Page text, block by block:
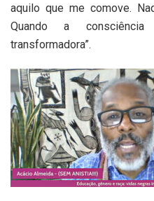
aquilo que me comove.
Quando a
transformadora”.